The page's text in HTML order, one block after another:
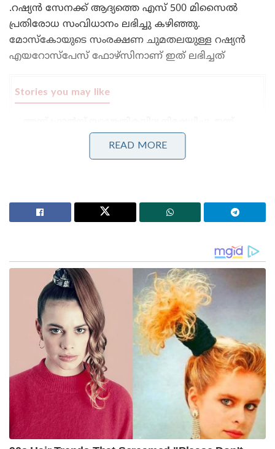
.റഷ്യന്‍ സേനക്ക് ആദ്യത്തെ എസ് 500 മിസൈല്‍
പ്രതിരോധ സംവിധാനം ലഭിച്ചു കഴിഞ്ഞു.
മോസ്‌കോയുടെ സംരക്ഷണ ചുമതലയുള്ള റഷ്യന്‍
എയറോസ്‌പേസ് ഫോഴ്‌സിനാണ് ഇത് ലഭിച്ചത്
Stories you may like
ലോകത്തെ വിറപ്പിക്കുന്ന ‘വിരൂപാക്ഷ’ റഡാറുമായി
ഡിആർഡിഒ;നെഞ്ചിടിപ്പ് കൂട്ടുന്ന തദ്ദേശീയ വിപ്ലവം
ആത്മ നിർഭർ സമുദ്ര പ്രതാപ് ; കോസ്റ്റ് ഗാർഡ്
നിലവിൽ, ലോകത്തിലെ ഏറ്റവും കരുത്തുറ്റ മിസൈൽ
ആവശ്യാർത്ഥം റഷ്യ വിതരണം ചെയ്തു തുടങ്ങി.
ഓരോ യൂണിറ്റുകളായി സമുദ്ര, വ്യോമ മാർഗ്ഗേനയാണ്
ഈ വ്യോമപ്രതിരോധ സംവിധാനം ഇന്ത്യയിൽ
എത്തിക്കുക.
ബഹിരാകാശത്തോട് ചേര്‍ന്നുള്ള ഉയരം വരെ പോയി
ബാലിസ്റ്റിക്, ക്രൂയിസ് ഹൈപ്പര്‍സോണിക്
മിസൈലുകളും പോര്‍വിമാനങ്ങളും അടക്കമുള്ള
ലക്ഷ്യങ്ങളെ തകര്‍ക്കാന്‍ ശേഷിയുണ്ട് എസ് 500ന്.
ഏതാണ്ട് 600 കിലോമീറ്റര്‍ അകലെ നിന്നു വരെ
ലക്ഷ്യത്തെ തകര്‍ക്കാന്‍ എസ് 500ന്
സാധിക്കുമെന്നാണ് കരുതപ്പെടുന്നത്. അത്
സത്യമാണെങ്കില്‍ എസ് 400നേക്കാള്‍ 200 കിലോമീറ്റര്‍
READ MORE